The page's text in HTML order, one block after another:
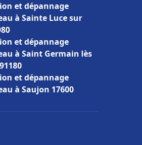
et dépannage
à Sainte Luce sur
et dépannage
à Saint Germain lès
et dépannage
à Saujon 17600